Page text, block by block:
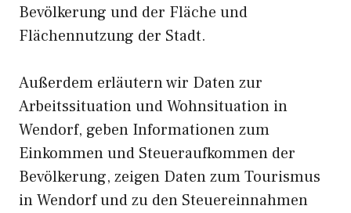
Bevölkerung und der Fläche und
Flächennutzung der Stadt.
Außerdem erläutern wir Daten zur
Arbeitssituation und Wohnsituation in
Wendorf, geben Informationen zum
Einkommen und Steueraufkommen der
Bevölkerung, zeigen Daten zum Tourismus
in Wendorf und zu den Steuereinnahmen